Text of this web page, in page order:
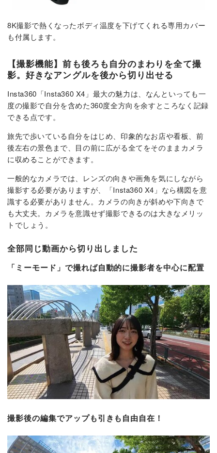
8K撮影で熱くなったボディ温度を下げてくれる専用カバー
も付属します。
【撮影機能】前も後ろも自分のまわりを全て撮
影。好きなアングルを後から切り出せる
Insta360「Insta360 X4」最大の魅力は、なんといっても一
度の撮影で自分を含めた360度全方向を余すところなく記録
できる点です。
旅先で歩いている自分をはじめ、印象的なお店や看板、前
後左右の景色まで、目の前に広がる全てをそのままカメラ
に収めることができます。
一般的なカメラでは、レンズの向きや画角を気にしながら
撮影する必要がありますが、「Insta360 X4」なら構図を意
識する必要がありません。カメラの向きが斜めや下向きで
も大丈夫。カメラを意識せず撮影できるのは大きなメリッ
トでしょう。
全部同じ動画から切り出しました
「ミーモード」で撮れば自動的に撮影者を中心に配置
撮影後の編集でアップも引きも自由自在！